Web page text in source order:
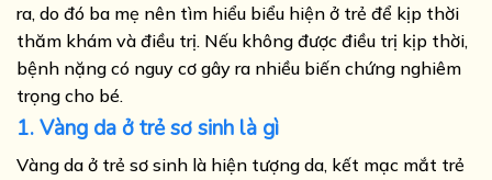
ra, do đó ba mẹ nên tìm hiểu biểu hiện ở trẻ để kịp thời
thăm khám và điều trị. Nếu không được điều trị kịp thời,
bệnh nặng có nguy cơ gây ra nhiều biến chứng nghiêm
trọng cho bé.
1. Vàng da ở trẻ sơ sinh là gì
Vàng da ở trẻ sơ sinh là hiện tượng da, kết mạc mắt trẻ